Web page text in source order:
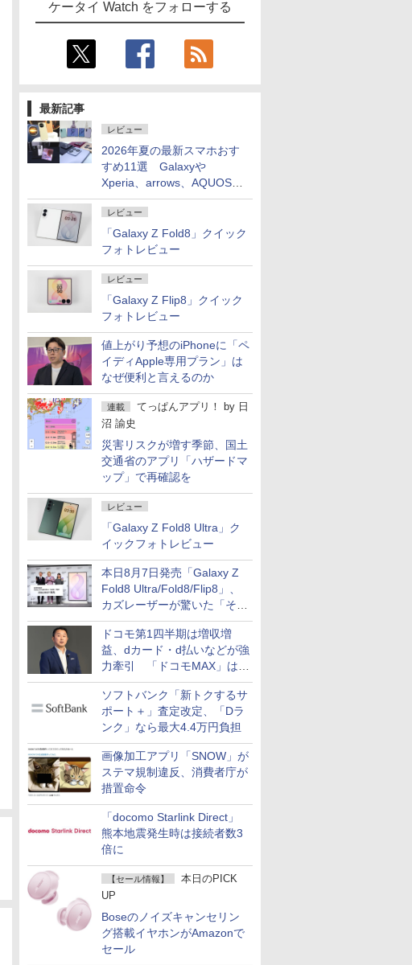
ケータイ Watch をフォローする
最新記事
レビュー
2026年夏の最新スマホおす
すめ11選 Galaxyや
Xperia、arrows、AQUOSな
ど注目機種の特徴は
レビュー
「Galaxy Z Fold8」クイック
フォトレビュー
レビュー
「Galaxy Z Flip8」クイック
フォトレビュー
値上がり予想のiPhoneに「ペ
イディApple専用プラン」は
なぜ便利と言えるのか
連載 てっぱんアプリ！ by 日
沼 諭史
災害リスクが増す季節、国土
交通省のアプリ「ハザードマ
ップ」で再確認を
レビュー
「Galaxy Z Fold8 Ultra」ク
イックフォトレビュー
本日8月7日発売「Galaxy Z
Fold8 Ultra/Fold8/Flip8」、
カズレーザーが驚いた「そば
屋のメニュー並みの薄さ」
ドコモ第1四半期は増収増
益、dカード・d払いなどが強
力牽引 「ドコモMAX」は
400万契約突破
ソフトバンク「新トクするサ
ポート＋」査定改定、「Dラ
ンク」なら最大4.4万円負担
画像加工アプリ「SNOW」が
ステマ規制違反、消費者庁が
措置命令
「docomo Starlink Direct」
熊本地震発生時は接続者数3
倍に
【セール情報】
本日のPICK
UP
Boseのノイズキャンセリン
グ搭載イヤホンがAmazonで
セール